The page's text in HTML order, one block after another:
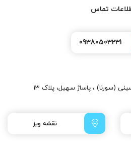
تماس
09380503231
(سورنا) ، پاساژ سهیل، پلاک 13
نقشه ویز